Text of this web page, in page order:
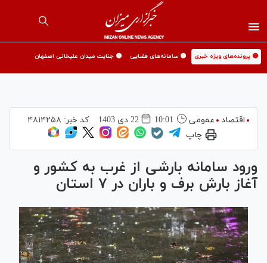
🟡 پرونده‌های ویژه خبری 🟡 سامانه‌های قضایی 🟡 جنایت میدان علیخانی اصفهان
اقتصاد عمومی 10:01 22 دی 1403 کد خبر: ۴۸۱۴۲۵۸
چاپ
ورود سامانه بارشی از غرب به کشور و
آغاز بارش برف و باران در ۷ استان